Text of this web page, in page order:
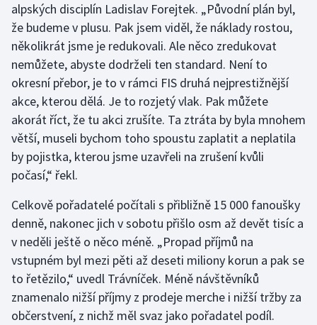
Olympijské hry
Parasport
Plavání
Plážový volejbal
Ragby
Rychlobruslení
Rychlostní kanoistika
Short track
Sportovní střelba
Stolní tenis
alpských disciplín Ladislav Forejtek. „Původní plán byl,
že budeme v plusu. Pak jsem viděl, že náklady rostou,
několikrát jsme je redukovali. Ale něco zredukovat
nemůžete, abyste dodrželi ten standard. Není to
okresní přebor, je to v rámci FIS druhá nejprestižnější
akce, kterou dělá. Je to rozjetý vlak. Pak můžete
akorát říct, že tu akci zrušíte. Ta ztráta by byla mnohem
větší, museli bychom toho spoustu zaplatit a neplatila
by pojistka, kterou jsme uzavřeli na zrušení kvůli
počasí,“ řekl.
Celkově pořadatelé počítali s přibližně 15 000 fanoušky
denně, nakonec jich v sobotu přišlo osm až devět tisíc a
v neděli ještě o něco méně. „Propad příjmů na
vstupném byl mezi pěti až deseti miliony korun a pak se
to řetězilo,“ uvedl Trávníček. Méně návštěvníků
znamenalo nižší příjmy z prodeje merche i nižší tržby za
občerstvení, z nichž měl svaz jako pořadatel podíl.